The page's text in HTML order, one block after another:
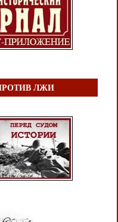
ЛЖИ